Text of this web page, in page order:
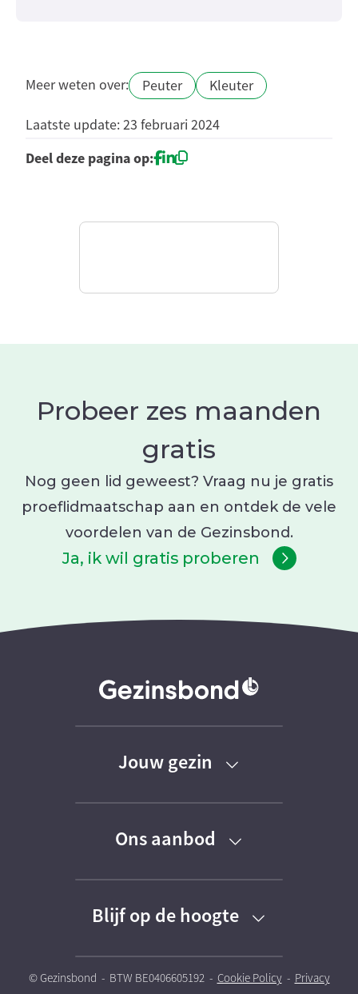
Meer weten over: Peuter Kleuter
Laatste update: 23 februari 2024
Deel deze pagina op:
Probeer zes maanden
gratis
Nog geen lid geweest? Vraag nu je gratis
proeflidmaatschap aan en ontdek de vele
voordelen van de Gezinsbond.
Ja, ik wil gratis proberen
Jouw gezin
Baby
Peuter
Tiener
Ons aanbod
Kortingen
Activiteiten
Kinderoppasdienst
Blijf op de hoogte
Schrijf je in voor onze nieuwsbrieven
© Gezinsbond - BTW BE0406605192 - Cookie Policy- Privacy